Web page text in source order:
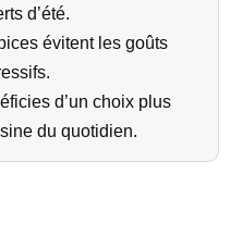
d’été.
évitent les goûts
d’un choix plus
du quotidien.